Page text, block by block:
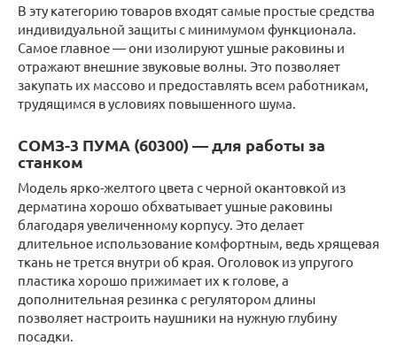
В эту категорию товаров входят самые простые средства
индивидуальной защиты с минимумом функционала.
Самое главное — они изолируют ушные раковины и
отражают внешние звуковые волны. Это позволяет
закупать их массово и предоставлять всем работникам,
трудящимся в условиях повышенного шума.
СОМЗ-3 ПУМА (60300) — для работы за
станком
Модель ярко-желтого цвета с черной окантовкой из
дерматина хорошо обхватывает ушные раковины
благодаря увеличенному корпусу. Это делает
длительное использование комфортным, ведь хрящевая
ткань не трется внутри об края. Оголовок из упругого
пластика хорошо прижимает их к голове, а
дополнительная резинка с регулятором длины
позволяет настроить наушники на нужную глубину
посадки.